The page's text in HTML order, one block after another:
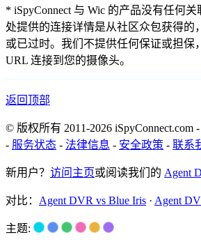
* iSpyConnect 与 Wic 的产品没有任何
处提供的连接详情是从社区众包获得的
或已过时。我们不提供任何保证或担保
URL 连接到您的摄像头。
返回顶部
© 版权所有 2011-2026 iSpyConnect.com -
- 服务状态 - 法律信息 - 安全政策 - 联系
新用户？ 访问主页或阅读我们的 Agent
对比： Agent DVR vs Blue Iris · Agent
主题: